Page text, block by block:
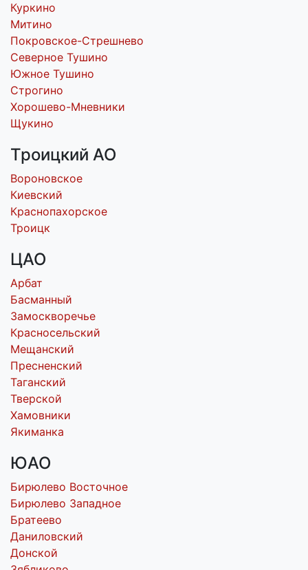
Куркино
Митино
Покровское-Стрешнево
Северное Тушино
Южное Тушино
Строгино
Хорошево-Мневники
Щукино
Троицкий АО
Вороновское
Киевский
Краснопахорское
Троицк
ЦАО
Арбат
Басманный
Замоскворечье
Красносельский
Мещанский
Пресненский
Таганский
Тверской
Хамовники
Якиманка
ЮАО
Бирюлево Восточное
Бирюлево Западное
Братеево
Даниловский
Донской